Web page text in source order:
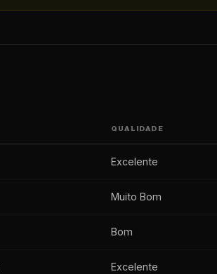
QUALIDADE
Excelente
Muito Bom
Bom
Excelente